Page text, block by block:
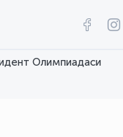
Олимпиадаси